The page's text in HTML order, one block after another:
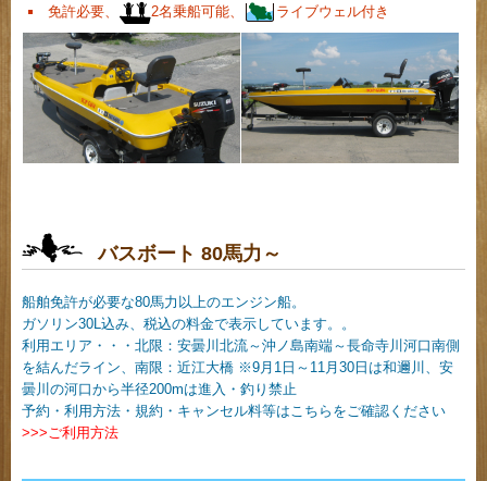
免許必要、 2名乗船可能、 ライブウェル付き
バスボート 80馬力～
船舶免許が必要な80馬力以上のエンジン船。
ガソリン30L込み、税込の料金で表示しています。。
利用エリア・・・北限：安曇川北流～沖ノ島南端～長命寺川河口南側
を結んだライン、南限：近江大橋 ※9月1日～11月30日は和邇川、安
曇川の河口から半径200mは進入・釣り禁止
予約・利用方法・規約・キャンセル料等はこちらをご確認ください
>>>ご利用方法